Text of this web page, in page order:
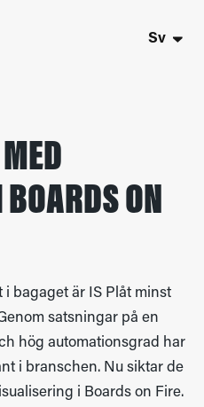
Sv
ON
i bagaget är IS Plåt minst
satsningar på en
hög automationsgrad har
i branschen. Nu siktar de
i Boards on Fire.